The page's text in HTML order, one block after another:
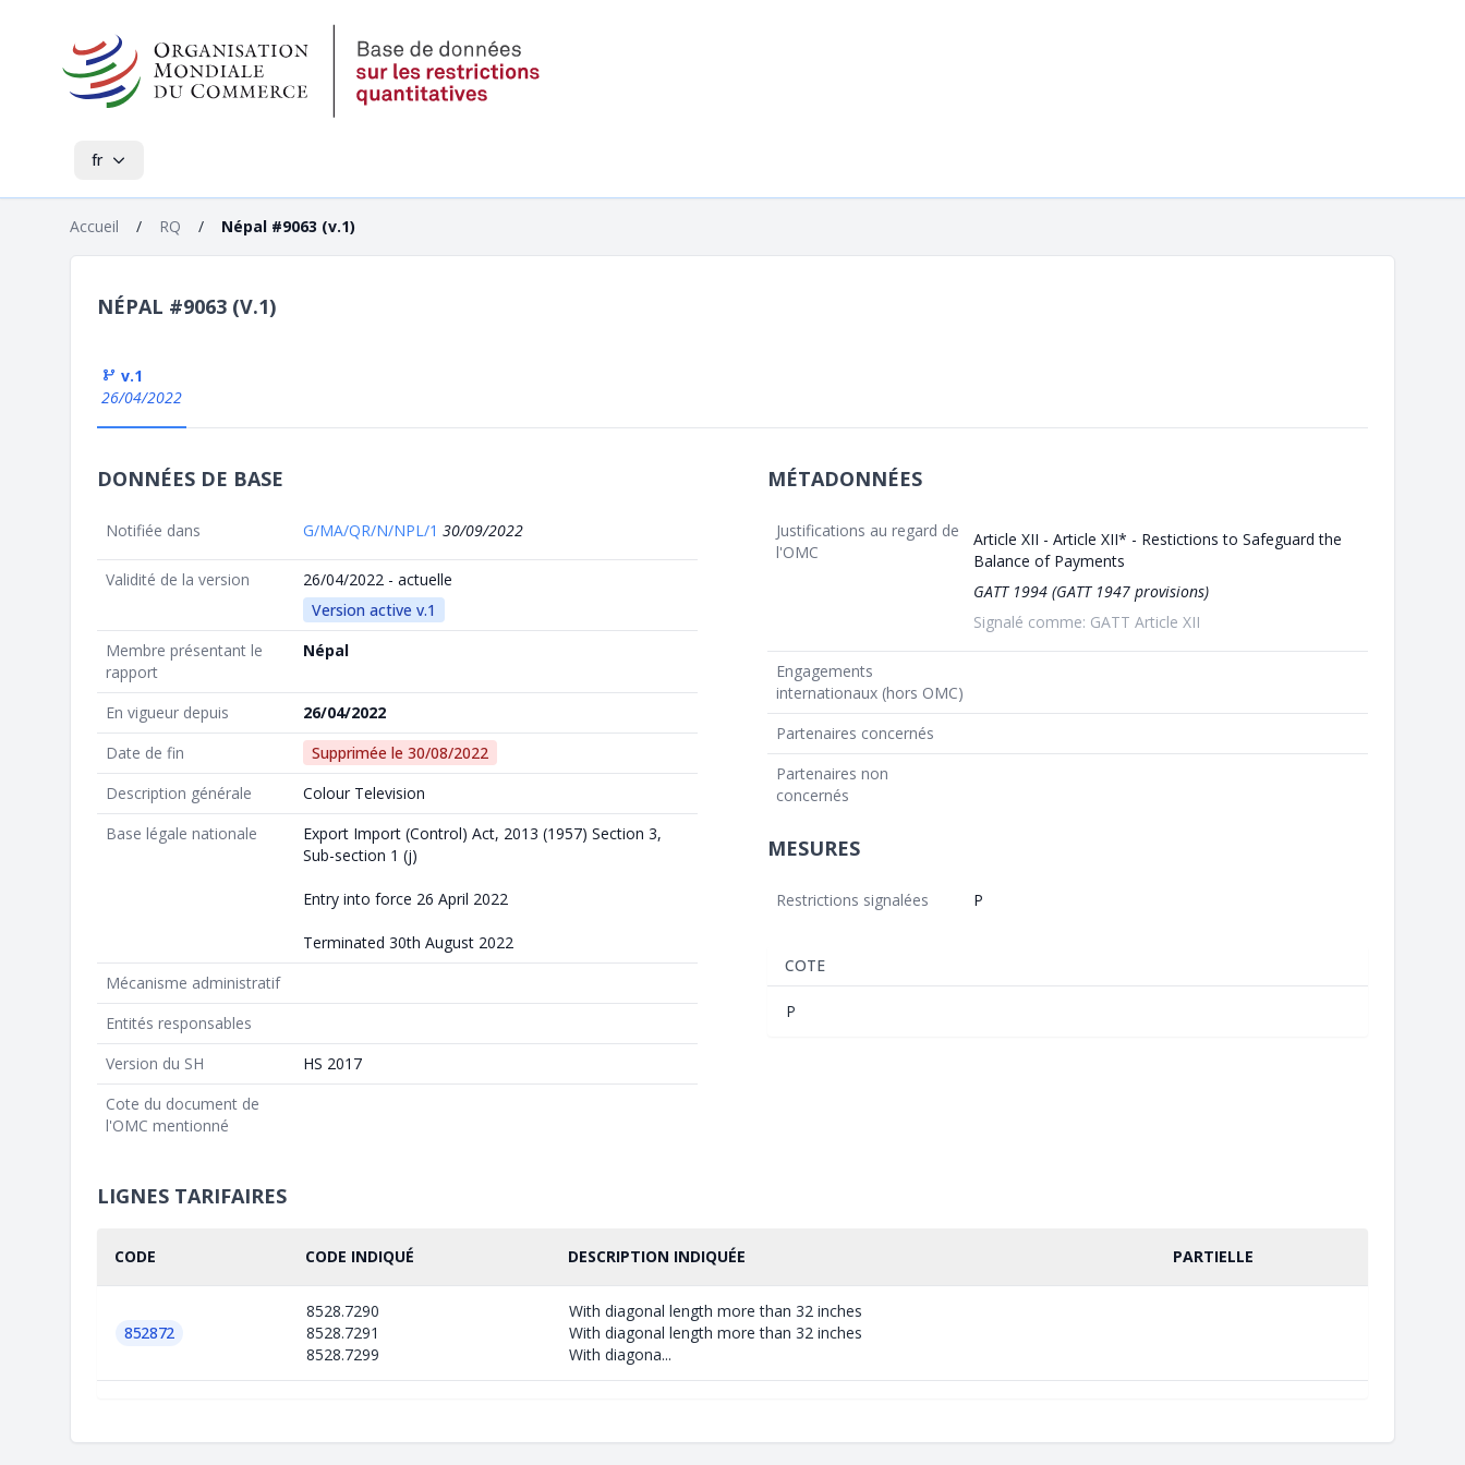
fr
Accueil / RQ / Népal #9063 (v.1)
NÉPAL #9063 (V.1)
v.1
26/04/2022
DONNÉES DE BASE
Notifiée dans G/MA/QR/N/NPL/1 30/09/2022
Validité de la version
26/04/2022 - actuelle
Version active v.1
Membre présentant le
rapport
Népal
En vigueur depuis
26/04/2022
Date de fin
Supprimée le 30/08/2022
Description générale
Colour Television
Base légale nationale
Export Import (Control) Act, 2013 (1957) Section 3,
Sub-section 1 (j)
Entry into force 26 April 2022
Terminated 30th August 2022
Mécanisme administratif
Entités responsables
Version du SH
HS 2017
Cote du document de
l'OMC mentionné
MÉTADONNÉES
Justifications au regard de
l'OMC
Article XII - Article XII* - Restictions to Safeguard the
Balance of Payments
GATT 1994 (GATT 1947 provisions)
Signalé comme: GATT Article XII
Engagements
internationaux (hors OMC)
Partenaires concernés
Partenaires non
concernés
MESURES
Restrictions signalées P
COTE
P
LIGNES TARIFAIRES
CODE CODE INDIQUÉ DESCRIPTION INDIQUÉE PARTIELLE
852872
8528.7290
8528.7291
8528.7299
With diagonal length more than 32 inches
With diagonal length more than 32 inches
With diagona...